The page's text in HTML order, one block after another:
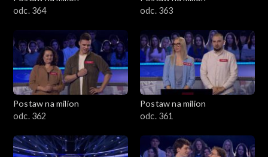
odc. 364
odc. 363
Postaw na milion
odc. 362
Postaw na milion
odc. 361